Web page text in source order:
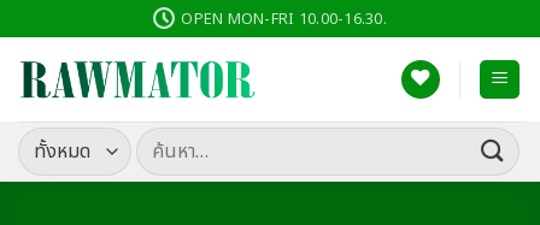
ไป
เนื้อหา
OPEN MON-FRI 10.00-16.30.
ค้นหา: